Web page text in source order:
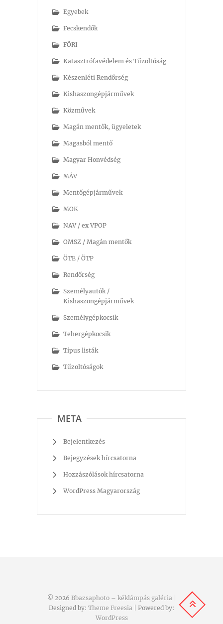
Egyebek
Fecskendők
FÖRI
Katasztrófavédelem és Tűzoltóság
Készenléti Rendőrség
Kishaszongépjárművek
Közművek
Magán mentők, ügyeletek
Magasból mentő
Magyar Honvédség
MÁV
Mentőgépjárművek
MOK
NAV / ex VPOP
OMSZ / Magán mentők
ÖTE / ÖTP
Rendőrség
Személyautók /
Kishaszongépjárművek
Személygépkocsik
Tehergépkocsik
Típus listák
Tűzoltóságok
META
Bejelentkezés
Bejegyzések hírcsatorna
Hozzászólások hírcsatorna
WordPress Magyarország
© 2026 Bbazsaphoto – kéklámpás galéria
Designed by: Theme Freesia | Powered by:
WordPress